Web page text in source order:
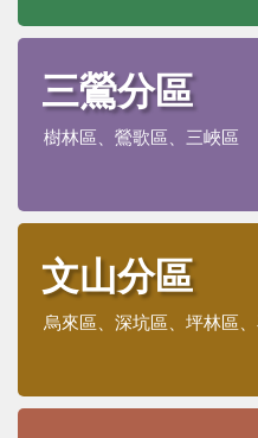
IEP
三鶯分區
樹林區、鶯歌區、三峽區
文山分區
烏來區、深坑區、坪林區